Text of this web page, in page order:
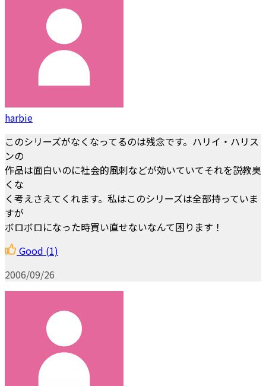
harbie
このシリーズがなくなってるのは残念です。ハリイ・ハリス
ンの
作品は面白いのに社会的風刺などが効いていてそれを説教臭
くな
く考えさえてくれます。私はこのシリーズは全部持っていま
すが
ボロボロになった時買い直せないなんて困ります！
Good (1)
2006/09/26